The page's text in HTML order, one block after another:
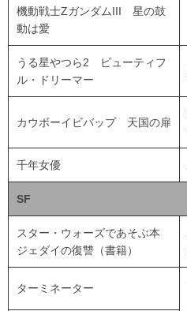
機動戦士ZガンダムIII 星の鼓
動は愛
うる星やつら2 ビューティフ
ル・ドリーマー
カウボーイビバップ 天国の扉
千年女優
SF
スター・ウォーズであそぶ本
ジェダイの復讐（書籍）
ターミネーター